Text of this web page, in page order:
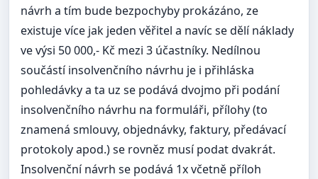
návrh a tím bude bezpochyby prokázáno, ze
existuje více jak jeden věřitel a navíc se dělí náklady
ve výsi 50 000,- Kč mezi 3 účastníky. Nedílnou
součástí insolvenčního návrhu je i přihláska
pohledávky a ta uz se podává dvojmo při podání
insolvenčního návrhu na formuláři, přílohy (to
znamená smlouvy, objednávky, faktury, předávací
protokoly apod.) se rovněz musí podat dvakrát.
Insolvenční návrh se podává 1x včetně příloh